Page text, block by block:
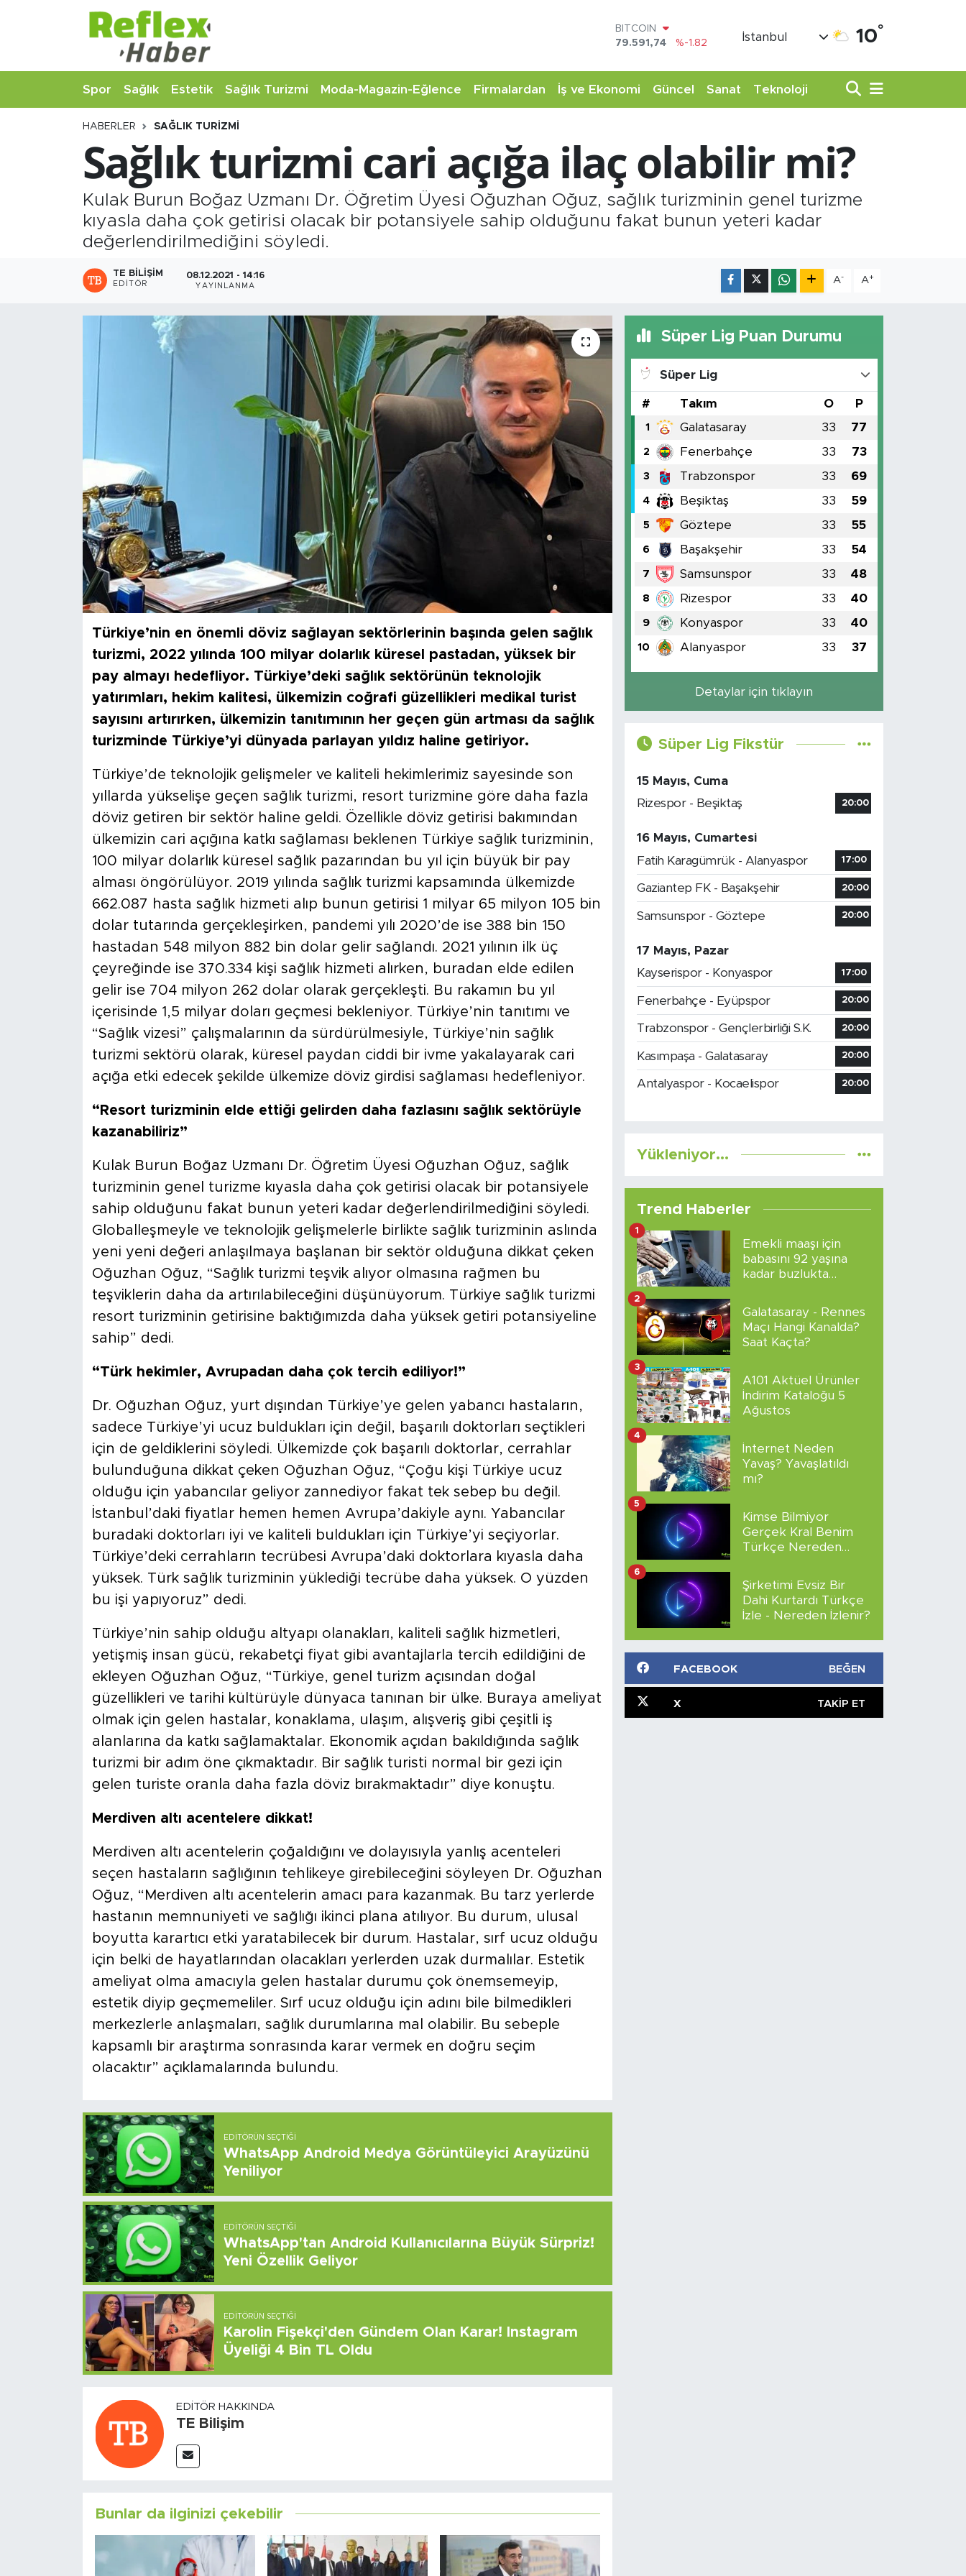
DOLAR
45,43620
%0.02
53,38690
%0.19
STERLİN
14.598,00
%0
BITCOIN
79.591,74
İstanbul 10°
Spor Sağlık Estetik Sağlık Turizmi Moda-Magazin-Eğlence Firmalardan İş ve Ekonomi Güncel Sanat Teknoloji
HABERLER SAĞLIK TURIZMI
Sağlık turizmi cari açığa ilaç olabilir mi?
Kulak Burun Boğaz Uzmanı Dr. Öğretim Üyesi Oğuzhan Oğuz, sağlık turizminin genel turizme
kıyasla daha çok getirisi olacak bir potansiyele sahip olduğunu fakat bunun yeteri kadar
değerlendirilmediğini söyledi.
TE BILIŞIM
EDITÖR
08.12.2021 - 14:16
YAYINLANMA
A- A+
Türkiye’nin en önemli döviz sağlayan sektörlerinin başında gelen sağlık
turizmi, 2022 yılında 100 milyar dolarlık küresel pastadan, yüksek bir
pay almayı hedefliyor. Türkiye’deki sağlık sektörünün teknolojik
yatırımları, hekim kalitesi, ülkemizin coğrafi güzellikleri medikal turist
sayısını artırırken, ülkemizin tanıtımının her geçen gün artması da sağlık
turizminde Türkiye’yi dünyada parlayan yıldız haline getiriyor.
Türkiye’de teknolojik gelişmeler ve kaliteli hekimlerimiz sayesinde son
yıllarda yükselişe geçen sağlık turizmi, resort turizmine göre daha fazla
döviz getiren bir sektör haline geldi. Özellikle döviz getirisi bakımından
ülkemizin cari açığına katkı sağlaması beklenen Türkiye sağlık turizminin,
100 milyar dolarlık küresel sağlık pazarından bu yıl için büyük bir pay
alması öngörülüyor. 2019 yılında sağlık turizmi kapsamında ülkemizde
662.087 hasta sağlık hizmeti alıp bunun getirisi 1 milyar 65 milyon 105 bin
dolar tutarında gerçekleşirken, pandemi yılı 2020’de ise 388 bin 150
hastadan 548 milyon 882 bin dolar gelir sağlandı. 2021 yılının ilk üç
çeyreğinde ise 370.334 kişi sağlık hizmeti alırken, buradan elde edilen
gelir ise 704 milyon 262 dolar olarak gerçekleşti. Bu rakamın bu yıl
içerisinde 1,5 milyar doları geçmesi bekleniyor. Türkiye’nin tanıtımı ve
“Sağlık vizesi” çalışmalarının da sürdürülmesiyle, Türkiye’nin sağlık
turizmi sektörü olarak, küresel paydan ciddi bir ivme yakalayarak cari
açığa etki edecek şekilde ülkemize döviz girdisi sağlaması hedefleniyor.
“Resort turizminin elde ettiği gelirden daha fazlasını sağlık sektörüyle
kazanabiliriz”
Kulak Burun Boğaz Uzmanı Dr. Öğretim Üyesi Oğuzhan Oğuz, sağlık
turizminin genel turizme kıyasla daha çok getirisi olacak bir potansiyele
sahip olduğunu fakat bunun yeteri kadar değerlendirilmediğini söyledi.
Globalleşmeyle ve teknolojik gelişmelerle birlikte sağlık turizminin aslında
yeni yeni değeri anlaşılmaya başlanan bir sektör olduğuna dikkat çeken
Oğuzhan Oğuz, “Sağlık turizmi teşvik alıyor olmasına rağmen bu
teşviklerin daha da artırılabileceğini düşünüyorum. Türkiye sağlık turizmi
resort turizminin getirisine baktığımızda daha yüksek getiri potansiyeline
sahip” dedi.
“Türk hekimler, Avrupadan daha çok tercih ediliyor!”
Dr. Oğuzhan Oğuz, yurt dışından Türkiye’ye gelen yabancı hastaların,
sadece Türkiye’yi ucuz buldukları için değil, başarılı doktorları seçtikleri
için de geldiklerini söyledi. Ülkemizde çok başarılı doktorlar, cerrahlar
bulunduğuna dikkat çeken Oğuzhan Oğuz, “Çoğu kişi Türkiye ucuz
olduğu için yabancılar geliyor zannediyor fakat tek sebep bu değil.
İstanbul’daki fiyatlar hemen hemen Avrupa’dakiyle aynı. Yabancılar
buradaki doktorları iyi ve kaliteli buldukları için Türkiye’yi seçiyorlar.
Türkiye’deki cerrahların tecrübesi Avrupa’daki doktorlara kıyasla daha
yüksek. Türk sağlık turizminin yüklediği tecrübe daha yüksek. O yüzden
bu işi yapıyoruz” dedi.
Türkiye’nin sahip olduğu altyapı olanakları, kaliteli sağlık hizmetleri,
yetişmiş insan gücü, rekabetçi fiyat gibi avantajlarla tercih edildiğini de
ekleyen Oğuzhan Oğuz, “Türkiye, genel turizm açısından doğal
güzellikleri ve tarihi kültürüyle dünyaca tanınan bir ülke. Buraya ameliyat
olmak için gelen hastalar, konaklama, ulaşım, alışveriş gibi çeşitli iş
alanlarına da katkı sağlamaktalar. Ekonomik açıdan bakıldığında sağlık
turizmi bir adım öne çıkmaktadır. Bir sağlık turisti normal bir gezi için
gelen turiste oranla daha fazla döviz bırakmaktadır” diye konuştu.
Merdiven altı acentelere dikkat!
Merdiven altı acentelerin çoğaldığını ve dolayısıyla yanlış acenteleri
seçen hastaların sağlığının tehlikeye girebileceğini söyleyen Dr. Oğuzhan
Oğuz, “Merdiven altı acentelerin amacı para kazanmak. Bu tarz yerlerde
hastanın memnuniyeti ve sağlığı ikinci plana atılıyor. Bu durum, ulusal
boyutta karartıcı etki yaratabilecek bir durum. Hastalar, sırf ucuz olduğu
için belki de hayatlarından olacakları yerlerden uzak durmalılar. Estetik
ameliyat olma amacıyla gelen hastalar durumu çok önemsemeyip,
estetik diyip geçmemeliler. Sırf ucuz olduğu için adını bile bilmedikleri
merkezlerle anlaşmaları, sağlık durumlarına mal olabilir. Bu sebeple
kapsamlı bir araştırma sonrasında karar vermek en doğru seçim
olacaktır” açıklamalarında bulundu.
EDITÖRÜN SEÇTIĞI
WhatsApp Android Medya Görüntüleyici Arayüzünü
Yeniliyor
EDITÖRÜN SEÇTIĞI
WhatsApp'tan Android Kullanıcılarına Büyük Sürpriz!
Yeni Özellik Geliyor
EDITÖRÜN SEÇTIĞI
Karolin Fişekçi'den Gündem Olan Karar! Instagram
Üyeliği 4 Bin TL Oldu
EDITÖR HAKKINDA
TE Bilişim
Bunlar da ilginizi çekebilir
Süper Lig Puan Durumu
Süper Lig
# Takım O P
1 Galatasaray 33 77
2 Fenerbahçe 33 73
3 Trabzonspor 33 69
4 Beşiktaş 33 59
5 Göztepe 33 55
6 Başakşehir 33 54
7 Samsunspor 33 48
8 Rizespor 33 40
9 Konyaspor 33 40
10 Alanyaspor 33 37
Detaylar için tıklayın
Süper Lig Fikstür
15 Mayıs, Cuma
Rizespor - Beşiktaş
20:00
16 Mayıs, Cumartesi
Fatih Karagümrük - Alanyaspor
17:00
Gaziantep FK - Başakşehir 20:00
Samsunspor - Göztepe 20:00
17 Mayıs, Pazar
Kayserispor - Konyaspor
17:00
Fenerbahçe - Eyüpspor 20:00
Trabzonspor - Gençlerbirliği S.K. 20:00
Kasımpaşa - Galatasaray 20:00
Antalyaspor - Kocaelispor 20:00
Yükleniyor...
Trend Haberler
Emekli maaşı için
babasını 92 yaşına
kadar buzlukta
1
Galatasaray - Rennes
Maçı Hangi Kanalda?
Saat Kaçta?
2
A101 Aktüel Ürünler
İndirim Kataloğu 5
Ağustos
3
İnternet Neden
Yavaş? Yavaşlatıldı
mı?
4
Kimse Bilmiyor
Gerçek Kral Benim
Türkçe Nereden
5
Şirketimi Evsiz Bir
Dahi Kurtardı Türkçe
İzle - Nereden İzlenir?
6
FACEBOOK BEĞEN
X TAKIP ET
Estetik
Firmalardan
İş ve Ekonomi
Moda-Magazin-Eğlence
Nöbetçi Eczaneler
Hava Durumu
Namaz Vakitleri
Trafik Durumu
Şampiyonlar Ligi Puan Durumu ve Fikstür
Tüm Manşetler
Son Dakika Haberleri